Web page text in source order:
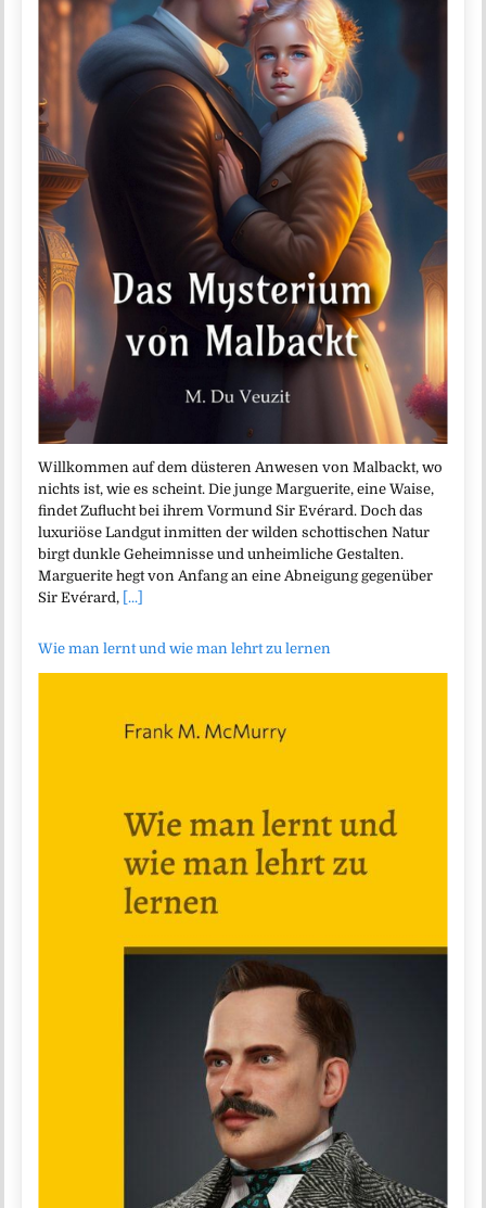
Willkommen auf dem düsteren Anwesen von Malbackt, wo
nichts ist, wie es scheint. Die junge Marguerite, eine Waise,
findet Zuflucht bei ihrem Vormund Sir Evérard. Doch das
luxuriöse Landgut inmitten der wilden schottischen Natur
birgt dunkle Geheimnisse und unheimliche Gestalten.
Marguerite hegt von Anfang an eine Abneigung gegenüber
Sir Evérard, [...]
Wie man lernt und wie man lehrt zu lernen